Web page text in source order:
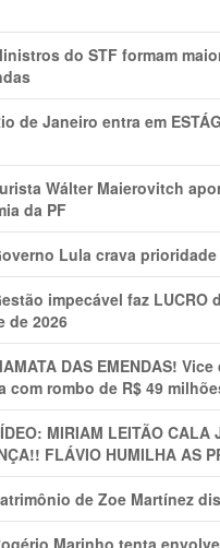
do STF formam
de Janeiro entra em
Wálter Maierovitch
da PF
Lula crava
impecável faz LUCRO
de 2026
DAS EMENDAS!
com rombo de R$ 49
MIRIAM LEITÃO CALA
FLÁVIO HUMILHA AS
de Zoe Martínez
Marinho tenta